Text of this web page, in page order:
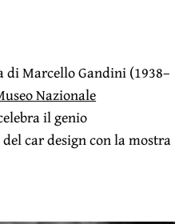
di Marcello Gandini (1938–
Nazionale
il genio
car design con la mostra